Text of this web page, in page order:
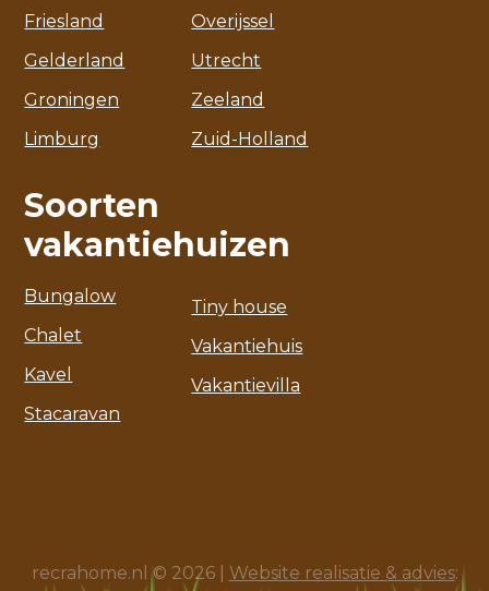
Friesland
Gelderland
Groningen
Limburg
Overijssel
Utrecht
Zeeland
Zuid-Holland
Soorten
vakantiehuizen
Bungalow
Chalet
Kavel
Stacaravan
Tiny house
Vakantiehuis
Vakantievilla
recrahome.nl © 2026 | Website realisatie & advies: